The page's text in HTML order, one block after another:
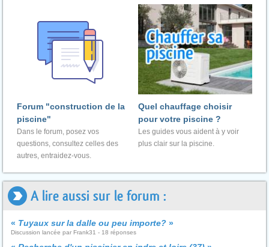
Forum "construction de la
piscine"
Dans le forum, posez vos
questions, consultez celles des
autres, entraidez-vous.
Quel chauffage choisir
pour votre piscine ?
Les guides vous aident à y voir
plus clair sur la piscine.
A lire aussi sur le forum :
« Tuyaux sur la dalle ou peu importe? »
Discussion lancée par Frank31 - 18 réponses